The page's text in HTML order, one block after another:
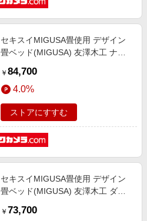
セキスイMIGUSA畳使用 デザイン
畳ベッド(MIGUSA) 友澤木工 ナチ
ルサイズ]
￥ 84,700
4.0%
ストアにすすむ
セキスイMIGUSA畳使用 デザイン
畳ベッド(MIGUSA) 友澤木工 ダー
[セミダブルサイズ]
￥ 73,700